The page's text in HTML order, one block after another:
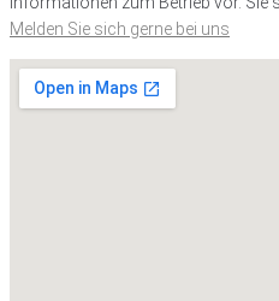
Melden Sie sich gerne bei uns